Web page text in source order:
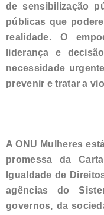
de sensibilização
públicas que
realidade. O
liderança e
necessidade
prevenir e tratar a
A ONU Mulheres
promessa da
Igualdade de
agências do
governos, da